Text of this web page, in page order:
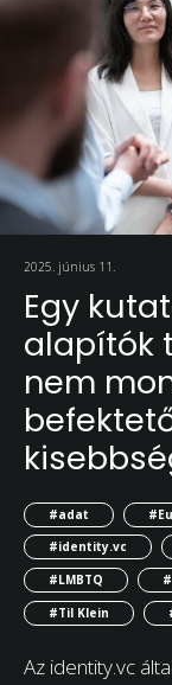
2025. június 11.
Egy
alapítók
nem
#adat
#identity.vc
#LMBTQ
#Til Klein
Az identity.vc